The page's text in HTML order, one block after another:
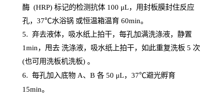
酶 (HRP) 标记的检测抗体 100 μL，用封板膜封住反应
孔， 37℃水浴锅 或恒温箱温育60min。
5. 弃去液体，吸水纸上拍干，每孔加满洗涤液，静置
1min，甩去 洗涤液，吸水纸上拍干，如此重复洗板 5 次
(也可用洗板机洗板) 。
6. 每孔加入底物A、B 各 50 μL，37℃避光孵育
15min。